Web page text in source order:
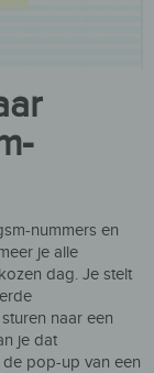
nummers en
je alle
dag. Je stelt
naar een
je dat
pop-up van een